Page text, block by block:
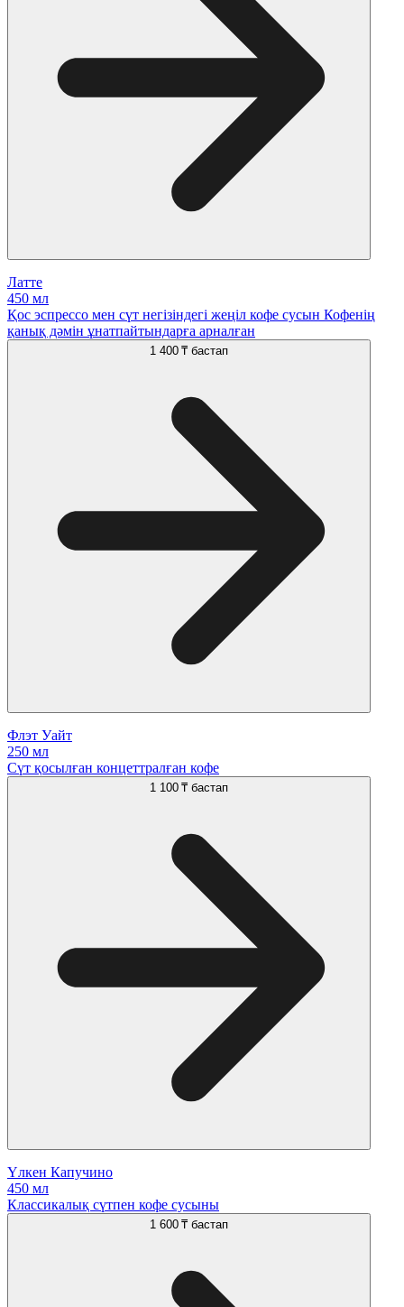
Латте
450 мл
Қос эспрессо мен сүт негізіндегі жеңіл кофе сусын Кофенің
қанық дәмін ұнатпайтындарға арналған
1 400 ₸ бастап
Флэт Уайт
250 мл
Сүт қосылған концеттралған кофе
1 100 ₸ бастап
Үлкен Капучино
450 мл
Классикалық сүтпен кофе сусыны
1 600 ₸ бастап